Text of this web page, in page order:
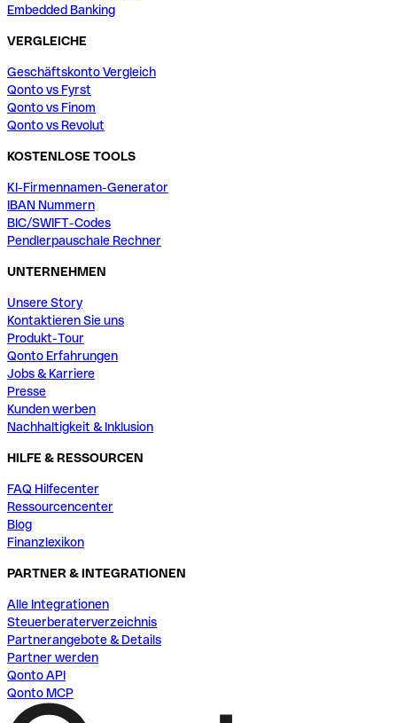
Embedded Banking
VERGLEICHE
Geschäftskonto Vergleich
Qonto vs Fyrst
Qonto vs Finom
Qonto vs Revolut
KOSTENLOSE TOOLS
KI-Firmennamen-Generator
IBAN Nummern
BIC/SWIFT-Codes
Pendlerpauschale Rechner
UNTERNEHMEN
Unsere Story
Kontaktieren Sie uns
Produkt-Tour
Qonto Erfahrungen
Jobs & Karriere
Presse
Kunden werben
Nachhaltigkeit & Inklusion
HILFE & RESSOURCEN
FAQ Hilfecenter
Ressourcencenter
Blog
Finanzlexikon
PARTNER & INTEGRATIONEN
Alle Integrationen
Steuerberaterverzeichnis
Partnerangebote & Details
Partner werden
Qonto API
Qonto MCP